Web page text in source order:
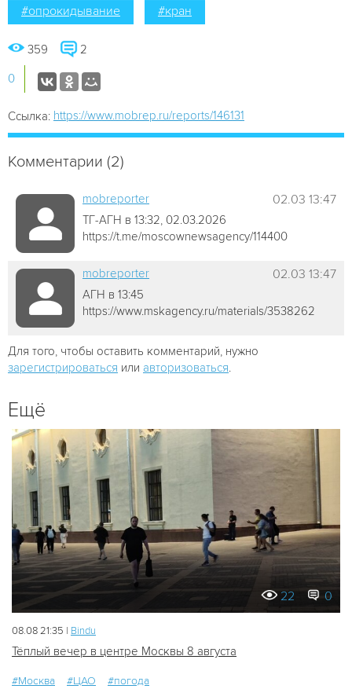
#опрокидывание #кран
359 2
0
Ссылка: https://www.mobrep.ru/reports/146131
Комментарии (2)
mobreporter 02.03 13:47
ТГ-АГН в 13:32, 02.03.2026
https://t.me/moscownewsagency/114400
mobreporter 02.03 13:47
АГН в 13:45
https://www.mskagency.ru/materials/3538262
Для того, чтобы оставить комментарий, нужно
зарегистрироваться или авторизоваться
Ещё
22 0
08.08 21:35 | Bindu
Тёплый вечер в центре Москвы 8 августа
#Москва #ЦАО #погода